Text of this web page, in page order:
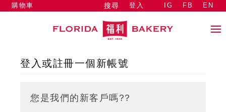
搜尋 登入
購物車 IG FB EN
登入或註冊一個新帳號
您是我們的新客戶嗎??